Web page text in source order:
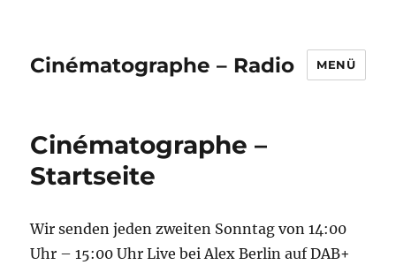
Cinématographe – Radio MENÜ
Cinématographe –
Startseite
Wir senden jeden zweiten Sonntag von 14:00
Uhr – 15:00 Uhr Live bei Alex Berlin auf DAB+